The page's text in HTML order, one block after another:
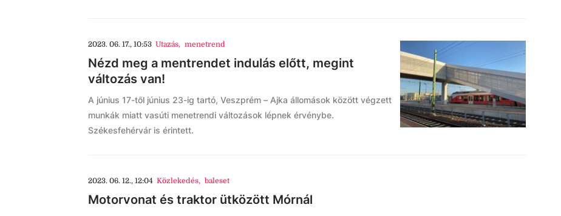
2023. 06. 17., 10:53 Utazás, menetrend
Nézd meg a mentrendet indulás előtt, megint
változás van!
A június 17-től június 23-ig tartó, Veszprém – Ajka állomások között végzett
munkák miatt vasúti menetrendi változások lépnek érvénybe.
Székesfehérvár is érintett.
2023. 06. 12., 12:04 Közlekedés, baleset
Motorvonat és traktor ütközött Mórnál